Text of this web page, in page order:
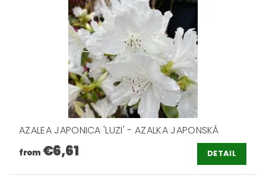
AZALEA JAPONICA 'LUZI' - AZALKA JAPONSKÁ
from €6,61 DETAIL